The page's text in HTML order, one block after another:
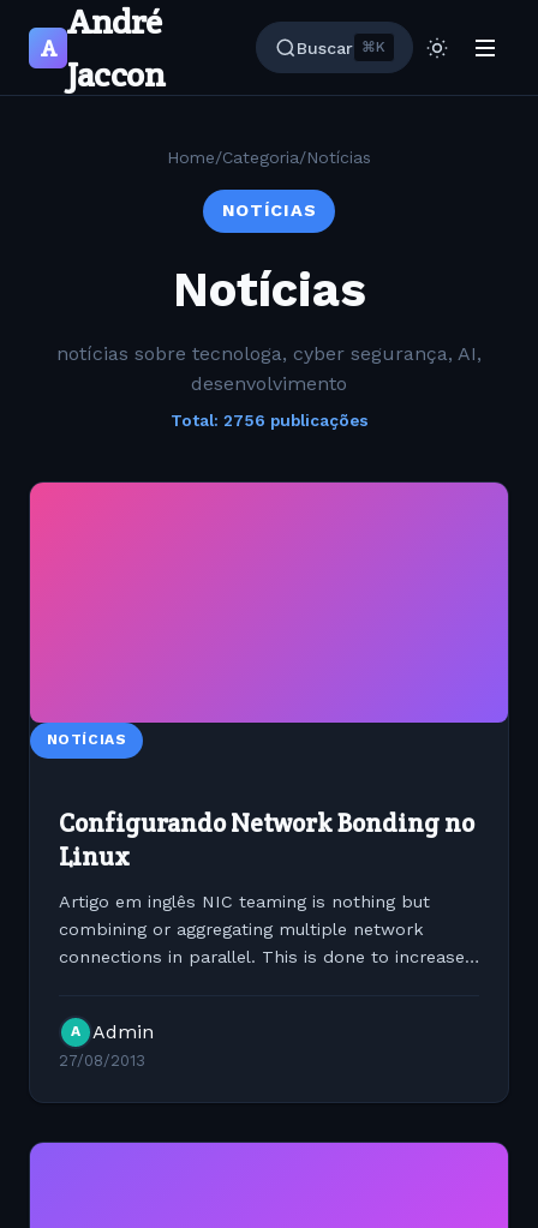
A
André
Jaccon
Buscar ⌘K
Home/Categoria/Notícias
NOTÍCIAS
Notícias
notícias sobre tecnologa, cyber segurança, AI,
desenvolvimento
Total: 2756 publicações
NOTÍCIAS
Configurando Network Bonding no
Linux
Artigo em inglês NIC teaming is nothing but
combining or aggregating multiple network
connections in parallel. This is done to increase
Linux kernel...
A Admin
27/08/2013